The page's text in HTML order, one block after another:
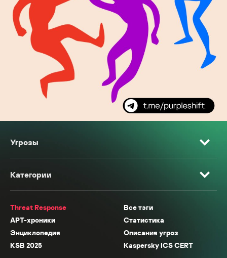
Угрозы
Категории
Threat Response
Все тэги
APT-хроники
Статистика
Энциклопедия
Описания угроз
KSB 2025
Kaspersky ICS CERT